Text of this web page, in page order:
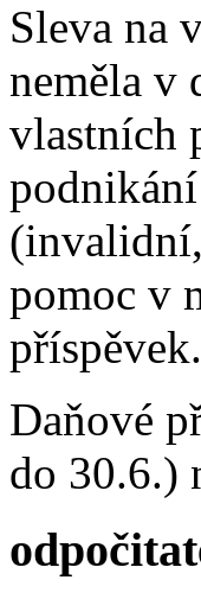
Sleva na
neměla v
vlastních
pomoc v
příspěvek.
Daňové
do 30.6.)